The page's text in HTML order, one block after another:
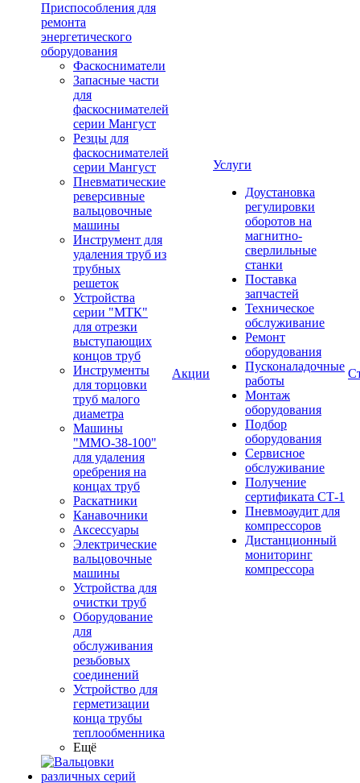
Приспособления для
ремонта
энергетического
оборудования
Фаскосниматели
Запасные части
для
фаскоснимателей
серии Мангуст
Резцы для
фаскоснимателей
серии Мангуст
Пневматические
реверсивные
вальцовочные
машины
Инструмент для
удаления труб из
трубных
решеток
Устройства
серии "МТК"
для отрезки
выступающих
концов труб
Инструменты
для торцовки
труб малого
диаметра
Машины
"ММО-38-100"
для удаления
оребрения на
концах труб
Раскатники
Канавочники
Аксессуары
Электрические
вальцовочные
машины
Устройства для
очистки труб
Оборудование
для
обслуживания
резьбовых
соединений
Устройство для
герметизации
конца трубы
теплообменника
Ещё
Акции
Услуги
Доустановка
регулировки
оборотов на
магнитно-
сверлильные
станки
Поставка
запчастей
Техническое
обслуживание
Ремонт
оборудования
Пусконаладочные
работы
Монтаж
оборудования
Подбор
оборудования
Сервисное
обслуживание
Получение
сертификата СТ-1
Пневмоаудит для
компрессоров
Дистанционный
мониторинг
компрессора